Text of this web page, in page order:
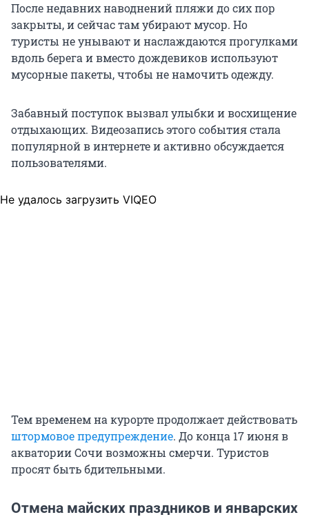
После недавних наводнений пляжи до сих пор
закрыты, и сейчас там убирают мусор. Но
туристы не унывают и наслаждаются прогулками
вдоль берега и вместо дождевиков используют
мусорные пакеты, чтобы не намочить одежду.
Забавный поступок вызвал улыбки и восхищение
отдыхающих. Видеозапись этого события стала
популярной в интернете и активно обсуждается
пользователями.
Не удалось загрузить VIQEO
Тем временем на курорте продолжает действовать
штормовое предупреждение. До конца 17 июня в
акватории Сочи возможны смерчи. Туристов
просят быть бдительными.
Отмена майских праздников и январских